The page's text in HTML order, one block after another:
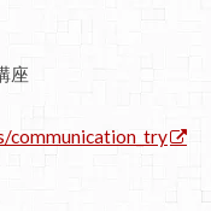
座
communication_try